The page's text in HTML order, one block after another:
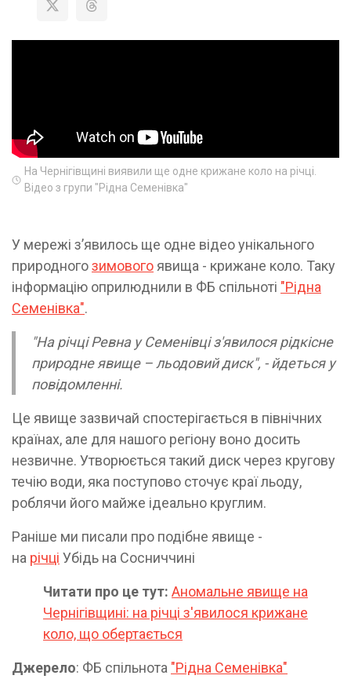
На Чернігівщині виявили ще одне крижане коло на річці.
Відео з групи "Рідна Семенівка"
У мережі зʼявилось ще одне відео унікального
природногозимового явища - крижане коло. Таку
інформацію оприлюднили в ФБ спільноті "Рідна
Семенівка".
"На річці Ревна у Семенівці з'явилося рідкісне
природне явище – льодовий диск", - йдеться у
повідомленні.
Це явище зазвичай спостерігається в північних
країнах, але для нашого регіону воно досить
незвичне. Утворюється такий диск через кругову
течію води, яка поступово сточує краї льоду,
роблячи його майже ідеально круглим.
Раніше ми писали про подібне явище -
на річці Убідь на Сосниччині
Читати про це тут: Аномальне явище на
Чернігівщині: на річці з'явилося крижане
коло, що обертається
Джерело: ФБ спільнота "Рідна Семенівка"